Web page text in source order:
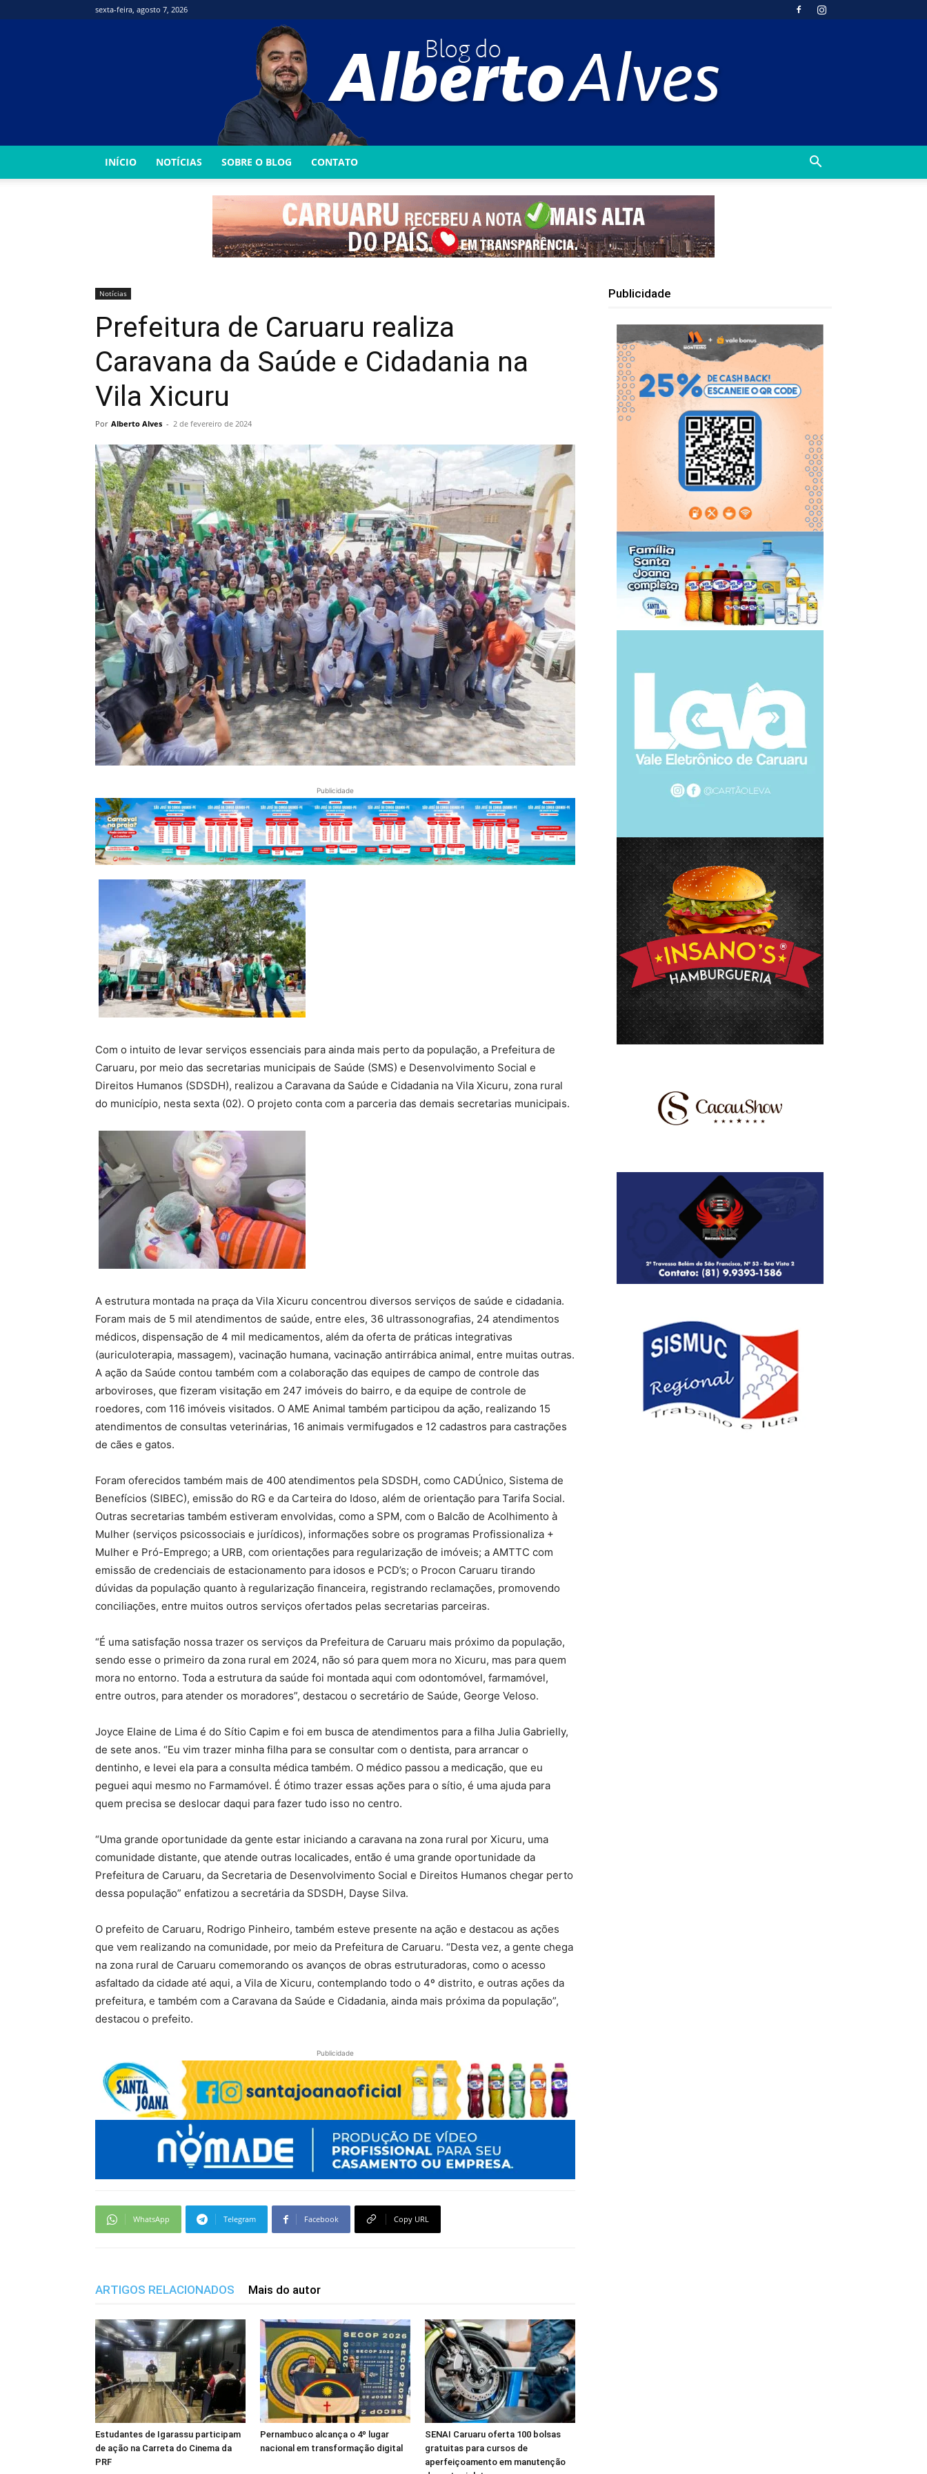
sexta-feira, agosto 7, 2026
Alberto
Alves
INÍCIO NOTÍCIAS SOBRE O BLOG CONTATO
Notícias
Prefeitura de Caruaru realiza
Caravana da Saúde e Cidadania na
Vila Xicuru
Por Alberto Alves - 2 de fevereiro de 2024
Publicidade
Com o intuito de levar serviços essenciais para ainda mais perto da população, a Prefeitura de
Caruaru, por meio das secretarias municipais de Saúde (SMS) e Desenvolvimento Social e
Direitos Humanos (SDSDH), realizou a Caravana da Saúde e Cidadania na Vila Xicuru, zona rural
do município, nesta sexta (02). O projeto conta com a parceria das demais secretarias municipais.
A estrutura montada na praça da Vila Xicuru concentrou diversos serviços de saúde e cidadania.
Foram mais de 5 mil atendimentos de saúde, entre eles, 36 ultrassonografias, 24 atendimentos
médicos, dispensação de 4 mil medicamentos, além da oferta de práticas integrativas
(auriculoterapia, massagem), vacinação humana, vacinação antirrábica animal, entre muitas outras.
A ação da Saúde contou também com a colaboração das equipes de campo de controle das
arboviroses, que fizeram visitação em 247 imóveis do bairro, e da equipe de controle de
roedores, com 116 imóveis visitados. O AME Animal também participou da ação, realizando 15
atendimentos de consultas veterinárias, 16 animais vermifugados e 12 cadastros para castrações
de cães e gatos.
Foram oferecidos também mais de 400 atendimentos pela SDSDH, como CADÚnico, Sistema de
Benefícios (SIBEC), emissão do RG e da Carteira do Idoso, além de orientação para Tarifa Social.
Outras secretarias também estiveram envolvidas, como a SPM, com o Balcão de Acolhimento à
Mulher (serviços psicossociais e jurídicos), informações sobre os programas Profissionaliza +
Mulher e Pró-Emprego; a URB, com orientações para regularização de imóveis; a AMTTC com
emissão de credenciais de estacionamento para idosos e PCD’s; o Procon Caruaru tirando
dúvidas da população quanto à regularização financeira, registrando reclamações, promovendo
conciliações, entre muitos outros serviços ofertados pelas secretarias parceiras.
“É uma satisfação nossa trazer os serviços da Prefeitura de Caruaru mais próximo da população,
sendo esse o primeiro da zona rural em 2024, não só para quem mora no Xicuru, mas para quem
mora no entorno. Toda a estrutura da saúde foi montada aqui com odontomóvel, farmamóvel,
entre outros, para atender os moradores”, destacou o secretário de Saúde, George Veloso.
Joyce Elaine de Lima é do Sítio Capim e foi em busca de atendimentos para a filha Julia Gabrielly,
de sete anos. “Eu vim trazer minha filha para se consultar com o dentista, para arrancar o
dentinho, e levei ela para a consulta médica também. O médico passou a medicação, que eu
peguei aqui mesmo no Farmamóvel. É ótimo trazer essas ações para o sítio, é uma ajuda para
quem precisa se deslocar daqui para fazer tudo isso no centro.
“Uma grande oportunidade da gente estar iniciando a caravana na zona rural por Xicuru, uma
comunidade distante, que atende outras localicades, então é uma grande oportunidade da
Prefeitura de Caruaru, da Secretaria de Desenvolvimento Social e Direitos Humanos chegar perto
dessa população” enfatizou a secretária da SDSDH, Dayse Silva.
O prefeito de Caruaru, Rodrigo Pinheiro, também esteve presente na ação e destacou as ações
que vem realizando na comunidade, por meio da Prefeitura de Caruaru. “Desta vez, a gente chega
na zona rural de Caruaru comemorando os avanços de obras estruturadoras, como o acesso
asfaltado da cidade até aqui, a Vila de Xicuru, contemplando todo o 4º distrito, e outras ações da
prefeitura, e também com a Caravana da Saúde e Cidadania, ainda mais próxima da população”,
destacou o prefeito.
Publicidade
WhatsApp Telegram Facebook Copy URL
ARTIGOS RELACIONADOS Mais do autor
Estudantes de Igarassu participam
de ação na Carreta do Cinema da
PRF
Pernambuco alcança o 4º lugar
nacional em transformação digital
SENAI Caruaru oferta 100 bolsas
gratuitas para cursos de
aperfeiçoamento em manutenção
Publicidade